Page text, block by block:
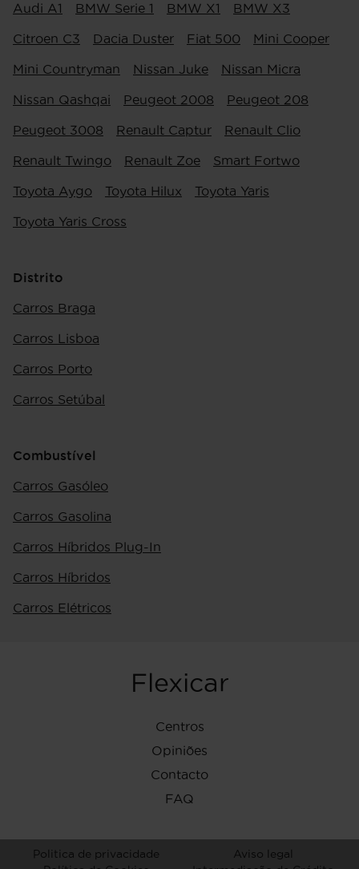
Audi A1 BMW Serie 1 BMW X1 BMW X3
Citroen C3 Dacia Duster Fiat 500 Mini Cooper
Mini Countryman Nissan Juke Nissan Micra
Nissan Qashqai Peugeot 2008 Peugeot 208
Peugeot 3008 Renault Captur Renault Clio
Renault Twingo Renault Zoe Smart Fortwo
Toyota Aygo Toyota Hilux Toyota Yaris
Toyota Yaris Cross
Distrito
Carros Braga
Carros Lisboa
Carros Porto
Carros Setúbal
Combustível
Carros Gasóleo
Carros Gasolina
Carros Híbridos Plug-In
Carros Híbridos
Carros Elétricos
Flexicar
Centros
Opiniões
Contacto
FAQ
Politica de privacidade
Aviso legal